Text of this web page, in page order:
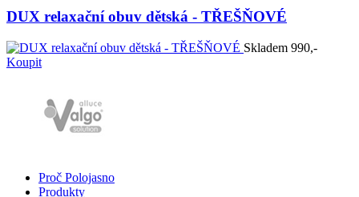
DUX relaxační obuv dětská - TŘEŠŇOVÉ
Skladem 990,-
Koupit
Proč Polojasno
Produkty